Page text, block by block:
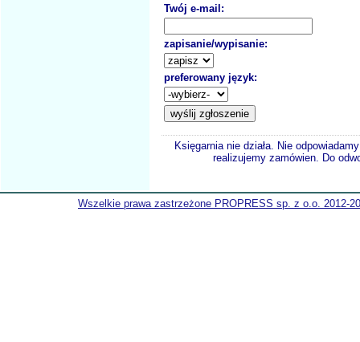
Twój e-mail:
zapisanie/wypisanie:
preferowany język:
Księgarnia nie działa. Nie
realizujemy zamówien. Do
Wszelkie prawa zastrzeżone PROPRESS sp. z o.o. 2012-